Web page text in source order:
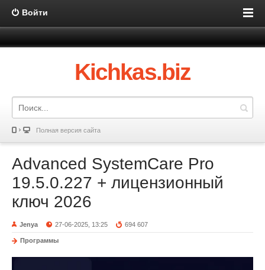
Войти
Kichkas.biz
Полная версия сайта
Advanced SystemCare Pro
19.5.0.227 + лицензионный
ключ 2026
Jenya 27-06-2025, 13:25 694 607
Программы